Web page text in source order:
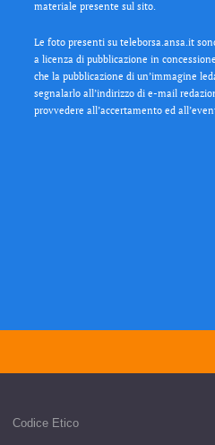
materiale presente sul sito.
Le foto presenti su teleborsa.ansa.it
a licenza di pubblicazione in
che la pubblicazione di un’immagine
segnalarlo all’indirizzo di e-mail
provvedere all’accertamento ed
Codice Etico